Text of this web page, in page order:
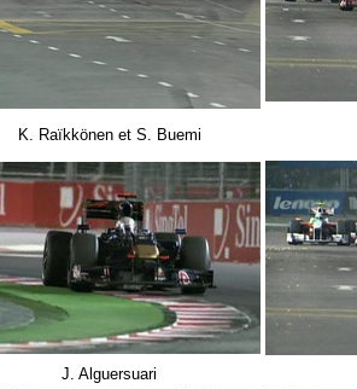
K. Raïkkönen et S. Buemi
J. Alguersuari